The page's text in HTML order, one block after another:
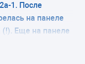
1. После
на панеле
(!). Еще на панеле
красную